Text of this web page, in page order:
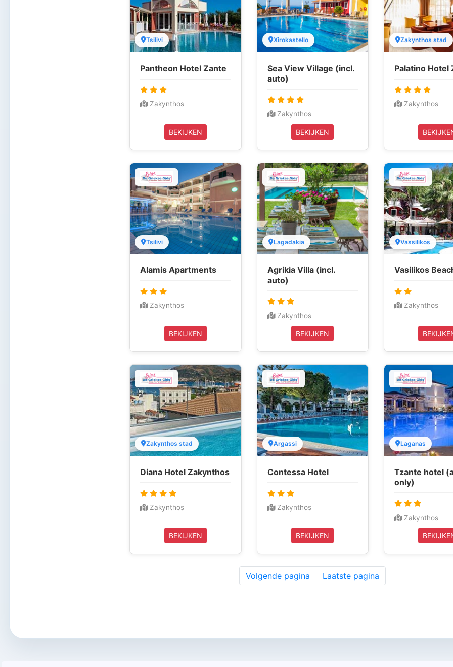
Tsilivi
Pantheon Hotel Zante
Zakynthos
BEKIJKEN
Xirokastello
Sea View Village (incl.
auto)
Zakynthos
BEKIJKEN
Zakynthos stad
Palatino Hotel
Zakynthos
Tsilivi
Alamis Apartments
Zakynthos
BEKIJKEN
Lagadakia
Agrikia Villa (incl.
auto)
Zakynthos
BEKIJKEN
Vassilikos
Vasilikos
Zakynthos
Zakynthos stad
Diana Hotel Zakynthos
Zakynthos
BEKIJKEN
Argassi
Contessa Hotel
Zakynthos
BEKIJKEN
Laganas
Tzante hotel
only)
Zakynthos
Volgende pagina Laatste pagina